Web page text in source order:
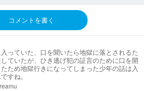
コメントを書く
っていた、口を聞いたら地獄に落とされるた
ていたが、ひき逃げ犯の証言のために口を開
ため地獄行きになってしまった少年の話は入
すね。